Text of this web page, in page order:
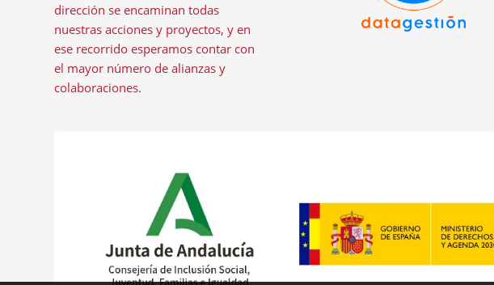
dirección se encaminan todas
nuestras acciones y proyectos, y en
ese recorrido esperamos contar con
el mayor número de alianzas y
colaboraciones.